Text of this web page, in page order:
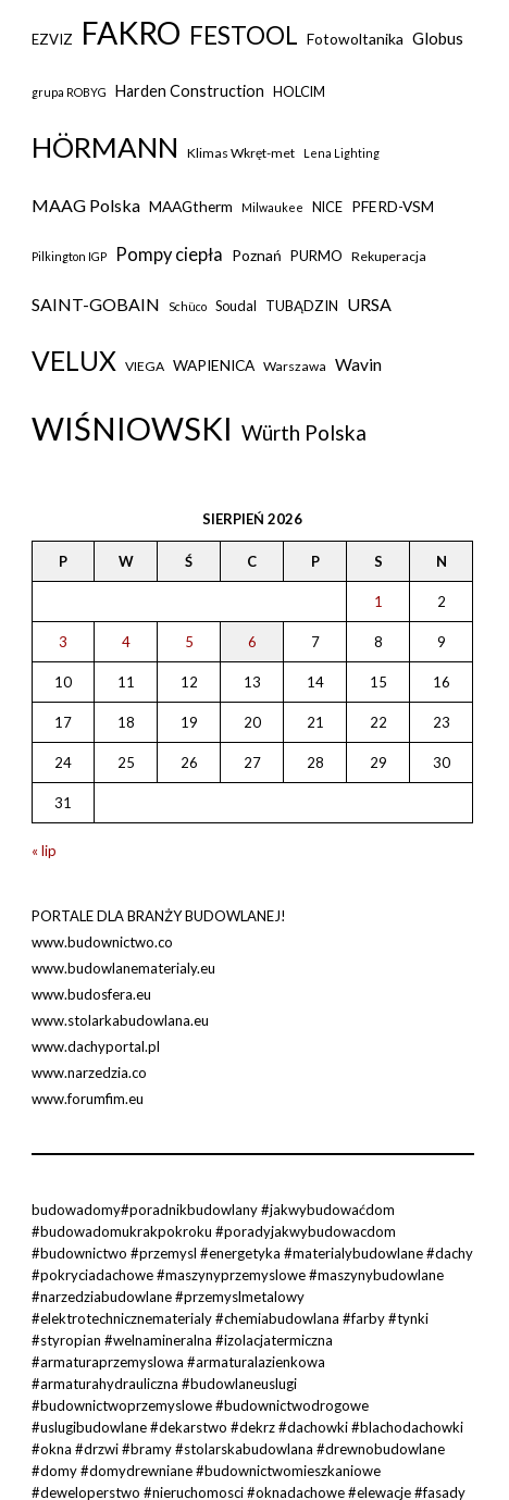
EZVIZ FAKRO FESTOOL Fotowoltanika Globus
grupa ROBYG Harden Construction HOLCIM
HÖRMANN Klimas Wkręt-met Lena Lighting
MAAG Polska MAAGtherm Milwaukee NICE PFERD-VSM
Pilkington IGP Pompy ciepła Poznań PURMO Rekuperacja
SAINT-GOBAIN Schüco Soudal TUBĄDZIN URSA
VELUX VIEGA WAPIENICA Warszawa Wavin
WIŚNIOWSKI Würth Polska
SIERPIEŃ 2026
P W Ś C P S N
1 2
3 4 5 6 7 8 9
10 11 12 13 14 15 16
17 18 19 20 21 22 23
24 25 26 27 28 29 30
31
« lip
PORTALE DLA BRANŻY BUDOWLANEJ!
www.budownictwo.co
www.budowlanematerialy.eu
www.budosfera.eu
www.stolarkabudowlana.eu
www.dachyportal.pl
www.narzedzia.co
www.forumfim.eu
budowadomy#poradnikbudowlany #jakwybudowaćdom
#budowadomukrakpokroku #poradyjakwybudowacdom
#budownictwo #przemysl #energetyka #materialybudowlane #dachy
#pokryciadachowe #maszynyprzemyslowe #maszynybudowlane
#narzedziabudowlane #przemyslmetalowy
#elektrotechnicznematerialy #chemiabudowlana #farby #tynki
#styropian #welnamineralna #izolacjatermiczna
#armaturaprzemyslowa #armaturalazienkowa
#armaturahydrauliczna #budowlaneuslugi
#budownictwoprzemyslowe #budownictwodrogowe
#uslugibudowlane #dekarstwo #dekrz #dachowki #blachodachowki
#okna #drzwi #bramy #stolarskabudowlana #drewnobudowlane
#domy #domydrewniane #budownictwomieszkaniowe
#deweloperstwo #nieruchomosci #oknadachowe #elewacje #fasady